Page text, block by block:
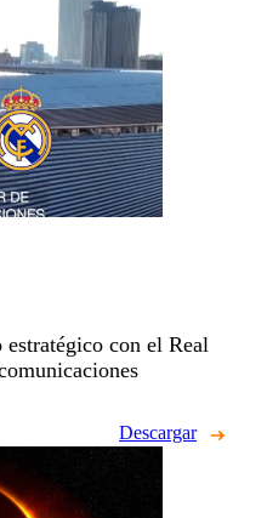
estratégico con el Real
Descargar